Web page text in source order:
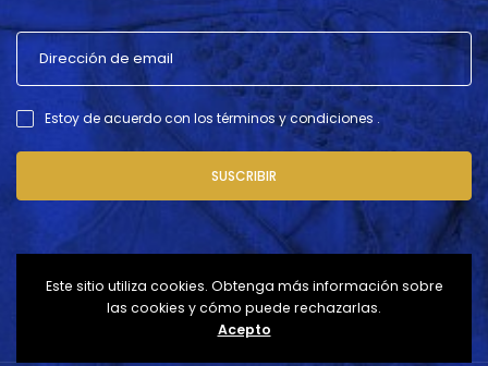
Estoy de acuerdo con los términos y condiciones .
SUSCRIBIR
Este sitio utiliza cookies. Obtenga más información sobre
las cookies y cómo puede rechazarlas.
Acepto